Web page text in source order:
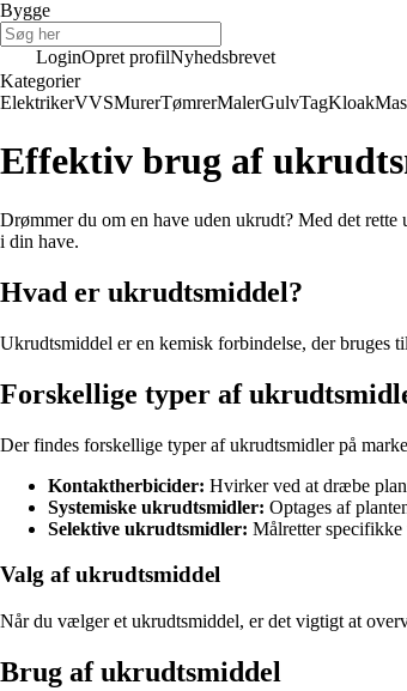
Bygge
LoginOpret profilNyhedsbrevet
Kategorier
ElektrikerVVSMurerTømrerMalerGulvTagKloak
Effektiv brug af
Drømmer du om en have uden ukrudt? Med det
i din have.
Hvad er ukrudtsmiddel?
Ukrudtsmiddel er en kemisk forbindelse, der bruges
Forskellige typer af
Der findes forskellige typer af ukrudtsmidler på
Kontaktherbicider: Hvirker ved at dræbe
Systemiske ukrudtsmidler: Optages af
Selektive ukrudtsmidler: Målretter specifikke
Valg af ukrudtsmiddel
Når du vælger et ukrudtsmiddel, er det vigtigt at
Brug af ukrudtsmiddel